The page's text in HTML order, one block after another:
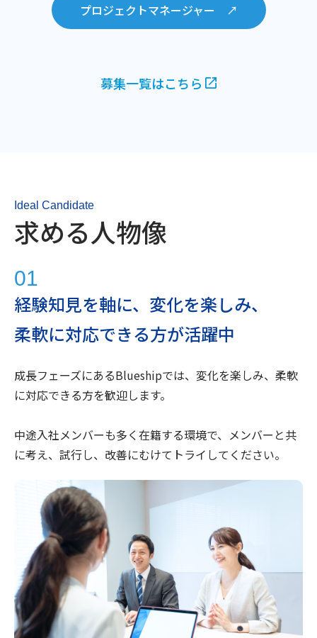
プロジェクトマネージャー ↗︎
募集一覧はこちら
Ideal Candidate
求める人物像
01
経験知見を軸に、変化を楽しみ、
柔軟に対応できる方が活躍中
成長フェーズにあるBlueshipでは、変化を楽しみ、柔軟
に対応できる方を歓迎します。
中途入社メンバーも多く在籍する環境で、メンバーと共
に考え、試行し、改善にむけてトライしてください。